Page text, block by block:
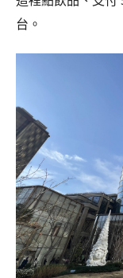
台。